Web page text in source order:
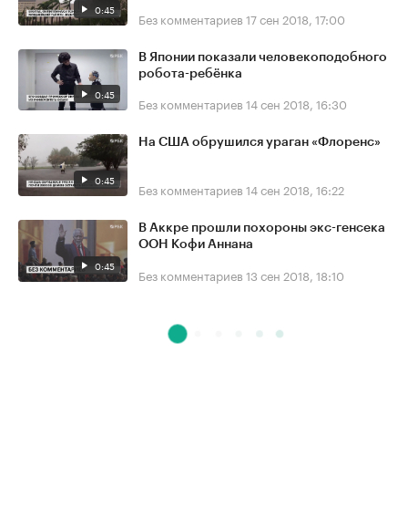
0:45 Без комментариев 17 сен 2018, 17:00
0:45
В Японии показали человекоподобного
робота-ребёнка
Без комментариев 14 сен 2018, 16:30
0:45
На США обрушился ураган «Флоренс»
Без комментариев 14 сен 2018, 16:22
0:45
В Аккре прошли похороны экс-генсека
ООН Кофи Аннана
Без комментариев 13 сен 2018, 18:10